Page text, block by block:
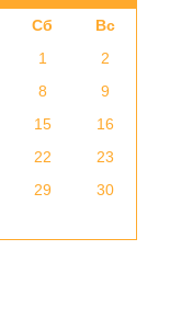
Сб
Вс
1
2
8
9
15
16
22
23
29
30